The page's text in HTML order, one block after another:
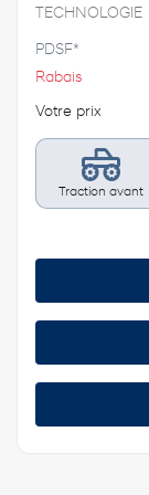
TECHNOLOGIE
PDSF*
Rabais
Votre prix
Traction avant